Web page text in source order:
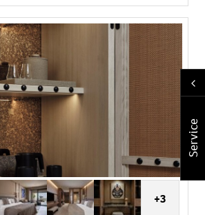
Service
WLAN/WiFi, Fernseher: Sat-TV
mit Sitzgelegenheit
+3